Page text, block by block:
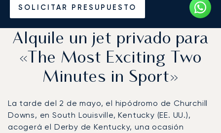
SOLICITAR PRESUPUESTO
Alquile un jet privado para
«The Most Exciting Two
Minutes in Sport»
La tarde del 2 de mayo, el hipódromo de Churchill
Downs, en South Louisville, Kentucky (EE. UU.),
acogerá el Derby de Kentucky, una ocasión